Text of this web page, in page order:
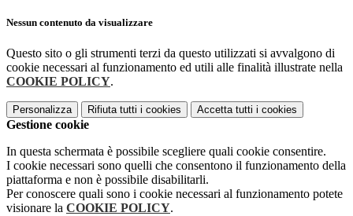
Nessun contenuto da visualizzare
Questo sito o gli strumenti terzi da questo utilizzati si avvalgono di
cookie necessari al funzionamento ed utili alle finalità illustrate nella
COOKIE POLICY.
Personalizza Rifiuta tutti i cookies Accetta tutti i cookies
Gestione cookie
In questa schermata è possibile scegliere quali cookie consentire.
I cookie necessari sono quelli che consentono il funzionamento della
piattaforma e non è possibile disabilitarli.
Per conoscere quali sono i cookie necessari al funzionamento potete
visionare la COOKIE POLICY.